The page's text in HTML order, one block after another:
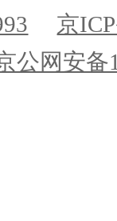
京
公网安备